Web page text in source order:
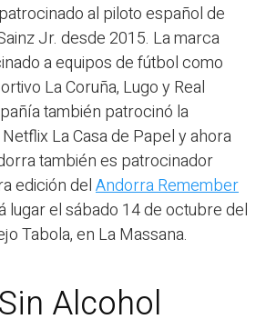
al piloto español de
Jr. desde 2015. La marca
a equipos de fútbol como
La Coruña, Lugo y Real
también patrocinó la
La Casa de Papel y ahora
también es patrocinador
edición delAndorra Remember
lugar el sábado 14 de octubre del
Tabola, en La Massana.
Alcohol